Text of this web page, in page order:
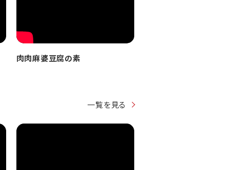
肉肉麻婆豆腐の素
一覧を見る